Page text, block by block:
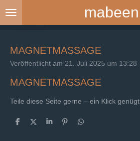
Zum
mabeen
MAGNETMASSAGE
Veröffentlicht am 21. Juli 2025 um 13:28
MAGNETMASSAGE
Teile diese Seite gerne – ein Klick genügt
T
T
T
P
T